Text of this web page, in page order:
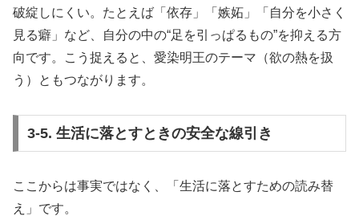
破綻しにくい。たとえば「依存」「嫉妬」「自分を小さく
見る癖」など、自分の中の“足を引っぱるもの”を抑える方
向です。こう捉えると、愛染明王のテーマ（欲の熱を扱
う）ともつながります。
3-5. 生活に落とすときの安全な線引き
ここからは事実ではなく、「生活に落とすための読み替
え」です。